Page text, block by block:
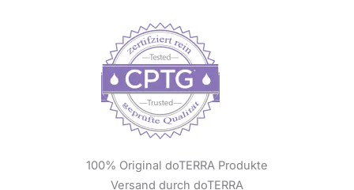
100% Original doTERRA Produkte
Versand durch doTERRA